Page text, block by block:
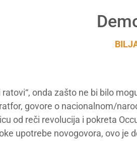
onda zašto ne bi bilo
govore o nacionalnom/
od reči revolucija i pokreta
upotrebe novogovora, ovo je